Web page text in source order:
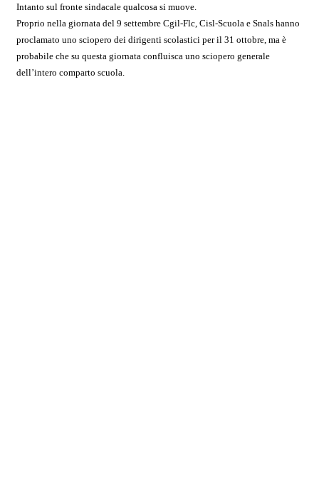
Intanto sul fronte sindacale qualcosa si muove.
Proprio nella giornata del 9 settembre Cgil-Flc, Cisl-Scuola e Snals hanno
proclamato uno sciopero dei dirigenti scolastici per il 31 ottobre, ma è
probabile che su questa giornata confluisca uno sciopero generale
dell’intero comparto scuola.